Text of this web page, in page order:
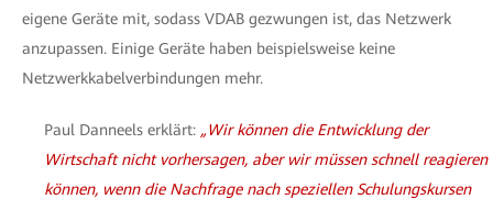
eigene Geräte mit, sodass VDAB gezwungen ist, das Netzwerk
anzupassen. Einige Geräte haben beispielsweise keine
Netzwerkkabelverbindungen mehr.
Paul Danneels erklärt: „Wir können die Entwicklung der
Wirtschaft nicht vorhersagen, aber wir müssen schnell reagieren
können, wenn die Nachfrage nach speziellen Schulungskursen